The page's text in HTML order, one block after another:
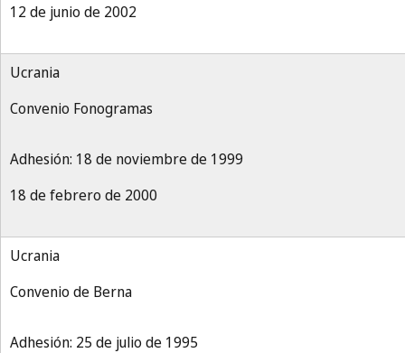
12 de junio de 2002
Ucrania
Convenio Fonogramas
Adhesión: 18 de noviembre de 1999
18 de febrero de 2000
Ucrania
Convenio de Berna
Adhesión: 25 de julio de 1995